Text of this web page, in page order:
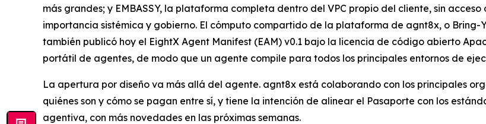
más grandes; y EMBASSY, la plataforma completa dentro del VPC propio del cliente, sin
importancia sistémica y gobierno. El cómputo compartido de la plataforma de agnt8x, o Bring-
también publicó hoy el EightX Agent Manifest (EAM) v0.1 bajo la licencia de código abierto
portátil de agentes, de modo que un agente compile para todos los principales entornos de
La apertura por diseño va más allá del agente. agnt8x está colaborando con los principales
quiénes son y cómo se pagan entre sí, y tiene la intención de alinear el Pasaporte con los
agentiva, con más novedades en las próximas semanas.